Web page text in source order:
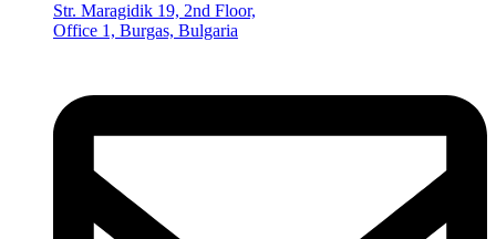
Str. Maragidik 19, 2nd Floor,
Office 1, Burgas, Bulgaria